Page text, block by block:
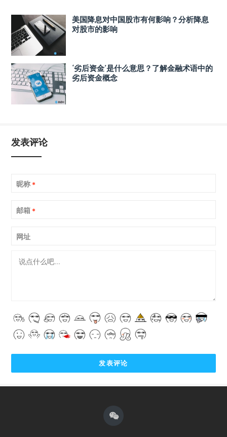
美国降息对中国股市有何影响？分析降息
对股市的影响
‘劣后资金’是什么意思？了解金融术语中的
劣后资金概念
发表评论
昵称 *
邮箱 *
网址